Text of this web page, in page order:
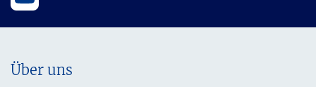
Über uns